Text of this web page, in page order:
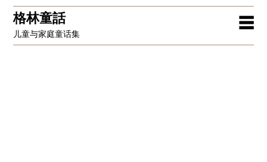
☰
格林童話
儿童与家庭童话集